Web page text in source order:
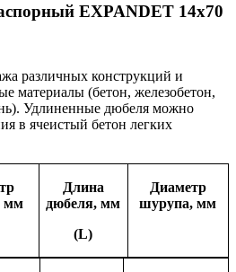
EXPANDET 14х70
различных конструкций и
материалы (бетон, железобетон,
Удлиненные дюбеля можно
в ячеистый бетон легких
мм
Длина
дюбеля, мм
(L)
Диаметр
шурупа, мм